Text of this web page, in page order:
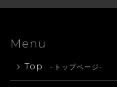
Menu
Top -トップページ-